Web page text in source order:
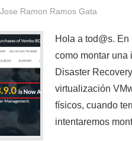
Jose Ramon Ramos Gata
Hola a tod@s.
como montar una
Disaster
virtualización
físicos, cuando
intentaremos